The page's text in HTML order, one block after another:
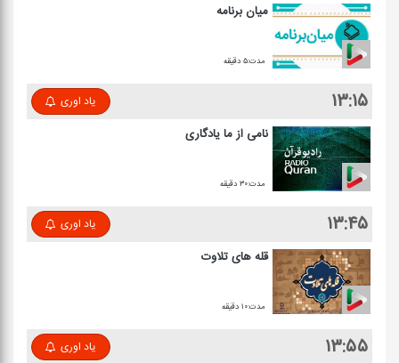
میان برنامه
مدت:۵ دقیقه
۱۳:۱۵ یاد اوری
نامی از ما یادگاری
مدت:۳۰ دقیقه
۱۳:۴۵ یاد اوری
قله های تلاوت
مدت:۱۰ دقیقه
۱۳:۵۵ یاد اوری